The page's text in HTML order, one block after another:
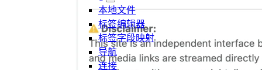
本地文件
标签编辑器
标签字段映射
导航
连接